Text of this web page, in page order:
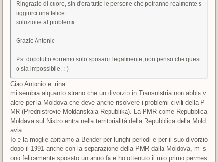
Ringrazio di cuore, sin d'ora tutte le persone che potranno realmente s
uggirirci una felice
soluzione al problema.
Grazie Antonio
P.s. dopotutto vorremo solo sposarci legalmente, non penso che quest
o sia impossibile. :-)
Ciao Antonio e Irina
mi sembra alquanto strano che un divorzio in Transnistria non abbia v
alore per la Moldova che deve anche risolvere i problemi civili della P
MR (Prednistrovie Moldanskaia Republika). La PMR come Repubblica
Moldava sul Nistro entra nella territorialità della Repubblica della Mold
avia.
Io e la moglie abitiamo a Bender per lunghi periodi e per il suo divorzio
dopo il 1991 anche con la separazione della PMR dalla Moldova, mi s
ono felicemente sposato un anno fa e ho ottenuto il mio primo permes